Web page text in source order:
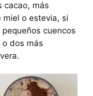
cacao, más
miel o estevia, si
cuencos
dos más